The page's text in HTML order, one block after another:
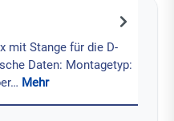
mit Stange für die D-
Daten: Montagetyp:
Mehr